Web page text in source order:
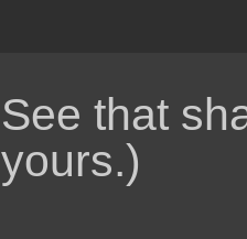
See that
yours.)